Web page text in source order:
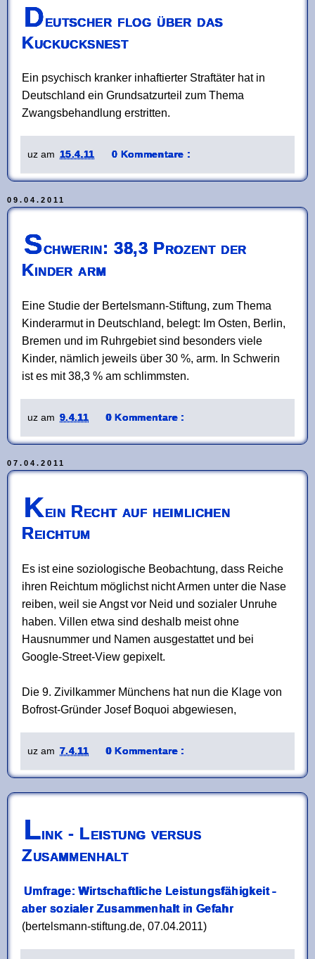
Deutscher flog über das
Kuckucksnest
Ein psychisch kranker inhaftierter Straftäter hat in
Deutschland ein Grundsatzurteil zum Thema
Zwangsbehandlung erstritten.
uz am 15.4.11 0 Kommentare :
09.04.2011
Schwerin: 38,3 Prozent der
Kinder arm
Eine Studie der Bertelsmann-Stiftung, zum Thema
Kinderarmut in Deutschland, belegt: Im Osten, Berlin,
Bremen und im Ruhrgebiet sind besonders viele
Kinder, nämlich jeweils über 30 %, arm. In Schwerin
ist es mit 38,3 % am schlimmsten.
uz am 9.4.11 0 Kommentare :
07.04.2011
Kein Recht auf heimlichen
Reichtum
Es ist eine soziologische Beobachtung, dass Reiche
ihren Reichtum möglichst nicht Armen unter die Nase
reiben, weil sie Angst vor Neid und sozialer Unruhe
haben. Villen etwa sind deshalb meist ohne
Hausnummer und Namen ausgestattet und bei
Google-Street-View gepixelt.
Die 9. Zivilkammer Münchens hat nun die Klage von
Bofrost-Gründer Josef Boquoi abgewiesen,
uz am 7.4.11 0 Kommentare :
Link - Leistung versus
Zusammenhalt
Umfrage: Wirtschaftliche Leistungsfähigkeit -
aber sozialer Zusammenhalt in Gefahr
(bertelsmann-stiftung.de, 07.04.2011)